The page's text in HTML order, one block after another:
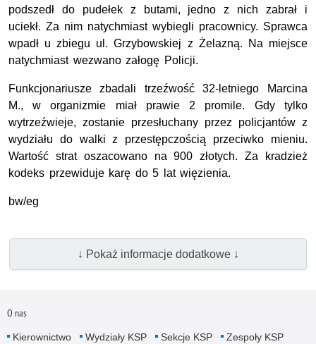
podszedł do pudełek z butami, jedno z nich zabrał i
uciekł. Za nim natychmiast wybiegli pracownicy. Sprawca
wpadł u zbiegu ul. Grzybowskiej z Żelazną. Na miejsce
natychmiast wezwano załogę Policji.
Funkcjonariusze zbadali trzeźwość 32-letniego Marcina
M., w organizmie miał prawie 2 promile. Gdy tylko
wytrzeźwieje, zostanie przesłuchany przez policjantów z
wydziału do walki z przestępczością przeciwko mieniu.
Wartość strat oszacowano na 900 złotych. Za kradzież
kodeks przewiduje karę do 5 lat więzienia.
bw/eg
↓ Pokaż informacje dodatkowe ↓
O nas
Kierownictwo Wydziały KSP Sekcje KSP
Zespoły KSP